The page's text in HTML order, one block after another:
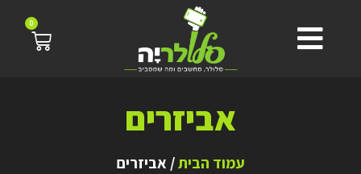
0
אביזרים
עמוד הבית/ אביזרים